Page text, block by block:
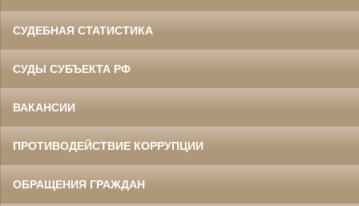
СУДЕБНАЯ СТАТИСТИКА
СУДЫ СУБЪЕКТА РФ
ВАКАНСИИ
ПРОТИВОДЕЙСТВИЕ КОРРУПЦИИ
ОБРАЩЕНИЯ ГРАЖДАН